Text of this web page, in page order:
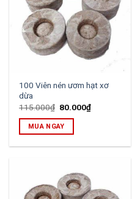
100 Viên nén ươm hạt xơ
dừa
115.000₫ Original
was:
115.000₫.
80.000₫Current
MUA NGAY